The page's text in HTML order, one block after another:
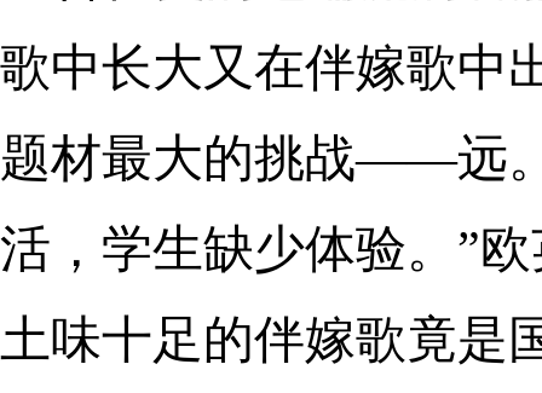
歌中长大又在伴嫁歌中
题材最大的挑战——远
活，学生缺少体验。”
土味十足的伴嫁歌竟是